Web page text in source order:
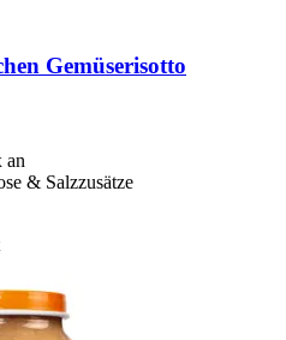
Gemüserisotto
an
& Salzzusätze